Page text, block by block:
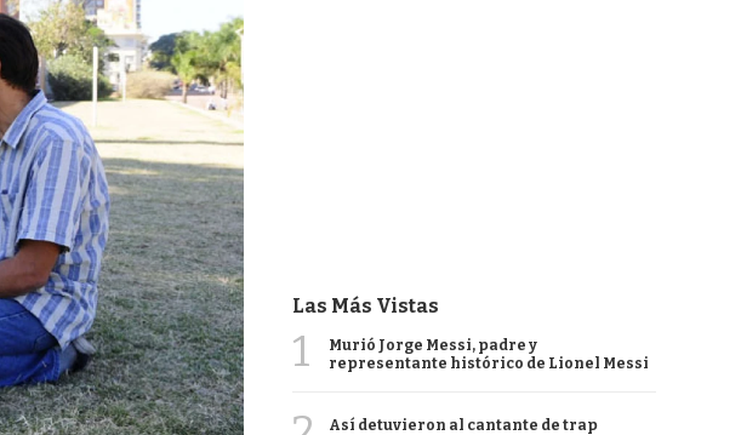
Las Más Vistas
1
Murió Jorge Messi, padre y
representante histórico de Lionel Messi
Así detuvieron al cantante de trap